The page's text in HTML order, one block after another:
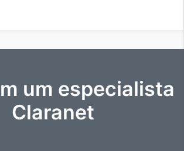
um especialista
Claranet